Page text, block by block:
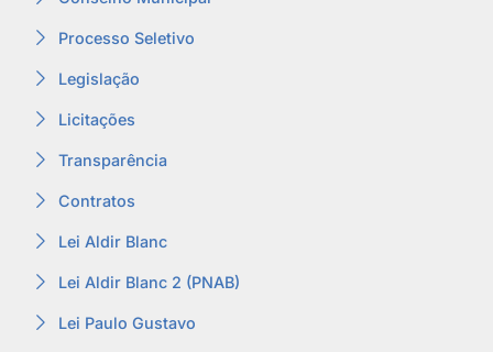
Processo Seletivo
Legislação
Licitações
Transparência
Contratos
Lei Aldir Blanc
Lei Aldir Blanc 2 (PNAB)
Lei Paulo Gustavo